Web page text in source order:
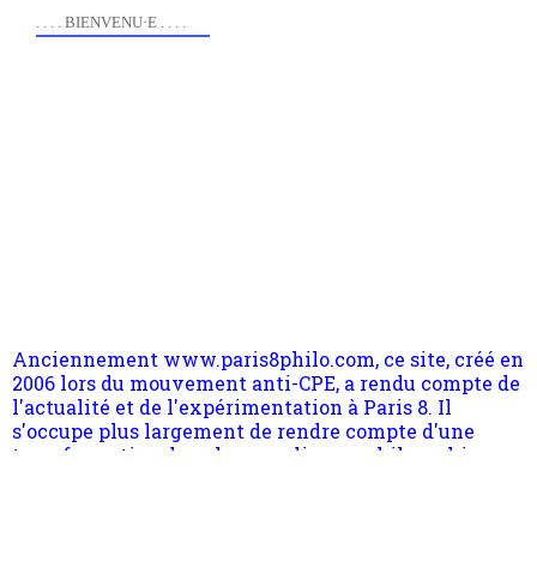
. . . . BIENVENU·E . . . .
l'actualité et de l'expérimentation à Paris 8. Il
s'occupe plus largement de rendre compte d'une
transformation dans les paradigmes philosophiques
suivant la pensée du Dehors ou du Surpli, omme la
nomme les métaphysiciens classique. Nous avons